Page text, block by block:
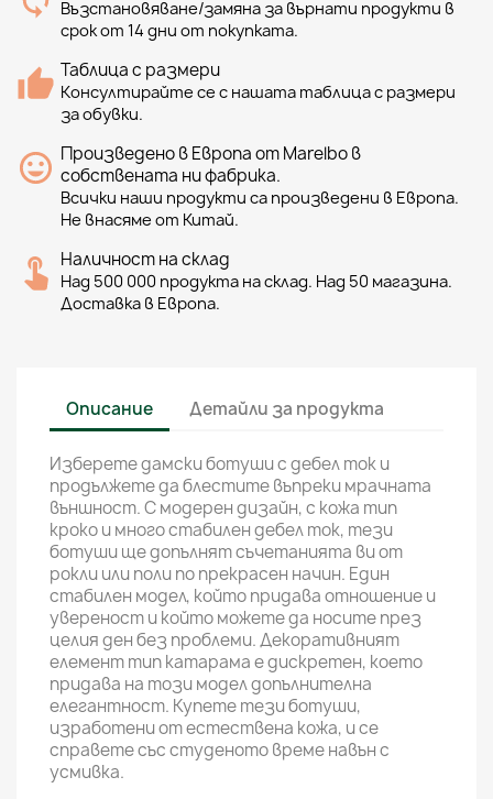
Възстановяване/замяна за върнати продукти в
срок от 14 дни от покупката.
Таблица с размери
Консултирайте се с нашата таблица с размери
за обувки.
Произведено в Европа от Marelbo в
собствената ни фабрика.
Всички наши продукти са произведени в Европа.
Не внасяме от Китай.
Наличност на склад
Над 500 000 продукта на склад. Над 50 магазина.
Доставка в Европа.
Описание Детайли за продукта
Изберете дамски ботуши с дебел ток и
продължете да блестите въпреки мрачната
външност. С модерен дизайн, с кожа тип
кроко и много стабилен дебел ток, тези
ботуши ще допълнят съчетанията ви от
рокли или поли по прекрасен начин. Един
стабилен модел, който придава отношение и
увереност и който можете да носите през
целия ден без проблеми. Декоративният
елемент тип катарама е дискретен, което
придава на този модел допълнителна
елегантност. Купете тези ботуши,
изработени от естествена кожа, и се
справете със студеното време навън с
усмивка.